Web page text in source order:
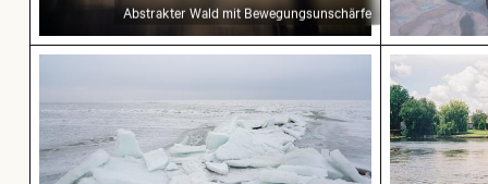
Abstrakter Wald mit Bewegungsunschärfe
Gefrorene Landschaft am Thiessower Haken,
Mann im